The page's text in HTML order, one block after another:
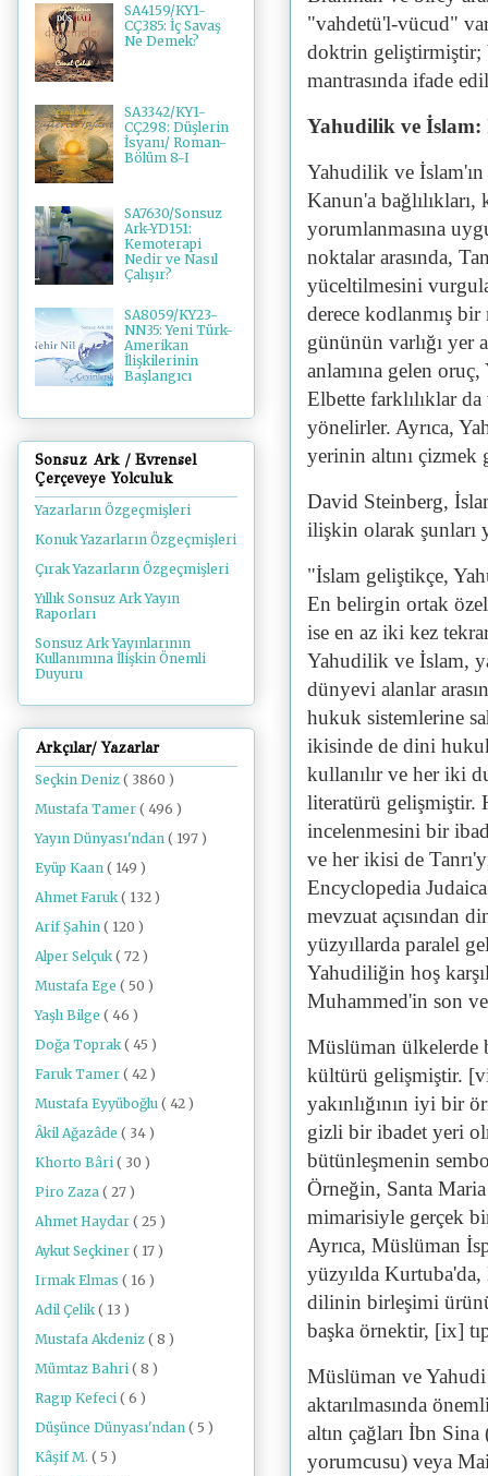
"vahdetü'l-vücud"
doktrin geliştirmiştir;
mantrasında ifade
Yahudilik ve
Yahudilik ve
Kanun'a
yorumlanmasına
noktalar arasında,
yüceltilmesini
derece kodlanmış
gününün varlığı yer
anlamına gelen
Elbette farklılıklar
yönelirler. Ayrıca,
yerinin altını
David Steinberg,
ilişkin olarak şunları
"İslam geliştikçe,
En belirgin ortak
ise en az iki kez
Yahudilik ve İslam,
dünyevi alanlar
hukuk sistemlerine
ikisinde de dini
kullanılır ve her iki
literatürü gelişmiştir.
incelenmesini bir
ve her ikisi de
Encyclopedia
mevzuat açısından
yüzyıllarda paralel
Yahudiliğin hoş
Muhammed'in son
Müslüman ülkelerde
kültürü gelişmiştir.
yakınlığının iyi bir
gizli bir ibadet yeri
bütünleşmenin
Örneğin, Santa
mimarisiyle gerçek
Ayrıca, Müslüman
yüzyılda
dilinin birleşimi
başka örnektir, [ix]
Müslüman ve
aktarılmasında
altın çağları İbn
yorumcusu) veya
SA4159/KY1-
CÇ385: İç Savaş
Ne Demek?
SA3342/KY1-
CÇ298: Düşlerin
İsyanı/ Roman-
Bölüm 8-I
SA7630/Sonsuz
Ark-YD151:
Kemoterapi
Nedir ve Nasıl
Çalışır?
SA8059/KY23-
NN35: Yeni Türk-
Amerikan
İlişkilerinin
Başlangıcı
Sonsuz Ark / Evrensel
Çerçeveye Yolculuk
Yazarların Özgeçmişleri
Konuk Yazarların Özgeçmişleri
Çırak Yazarların Özgeçmişleri
Yıllık Sonsuz Ark Yayın
Raporları
Sonsuz Ark Yayınlarının
Kullanımına İlişkin Önemli
Duyuru
Arkçılar/ Yazarlar
Seçkin Deniz ( 3860 )
Mustafa Tamer ( 496 )
Yayın Dünyası'ndan ( 197 )
Eyüp Kaan ( 149 )
Ahmet Faruk ( 132 )
Arif Şahin ( 120 )
Alper Selçuk ( 72 )
Mustafa Ege ( 50 )
Yaşlı Bilge ( 46 )
Doğa Toprak ( 45 )
Faruk Tamer ( 42 )
Mustafa Eyyüboğlu ( 42 )
Âkil Ağazâde ( 34 )
Khorto Bâri ( 30 )
Piro Zaza ( 27 )
Ahmet Haydar ( 25 )
Aykut Seçkiner ( 17 )
Irmak Elmas ( 16 )
Adil Çelik ( 13 )
Mustafa Akdeniz ( 8 )
Mümtaz Bahri ( 8 )
Ragıp Kefeci ( 6 )
Düşünce Dünyası'ndan ( 5 )
Kâşif M. ( 5 )